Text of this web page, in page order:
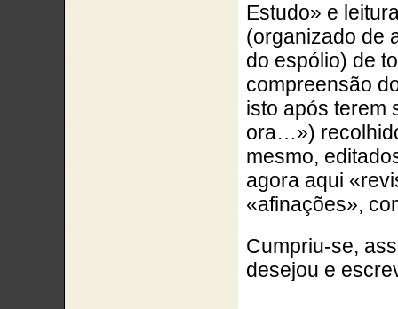
Estudo» e
(organizado de
do espólio) de
compreensão
isto após terem
ora…»)
mesmo,
agora aqui
«afinações»,
Cumpriu-se,
desejou e